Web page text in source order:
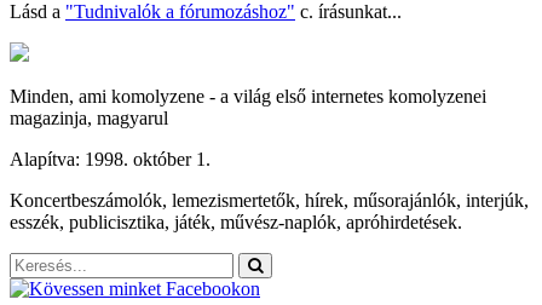
Lásd a "Tudnivalók a fórumozáshoz" c. írásunkat...
Minden, ami komolyzene - a világ első internetes komolyzenei
magazinja, magyarul
Alapítva: 1998. október 1.
Koncertbeszámolók, lemezismertetők, hírek, műsorajánlók, interjúk,
esszék, publicisztika, játék, művész-naplók, apróhirdetések.